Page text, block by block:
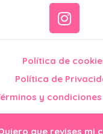
que revises mi
I
n
s
t
g
r
a
Política de
Política de
y